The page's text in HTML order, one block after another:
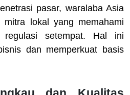
pasar, waralaba Asia
mitra lokal yang memahami
regulasi setempat. Hal ini
dan memperkuat basis